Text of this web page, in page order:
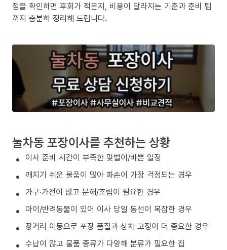
점을 확인하면 후회가 적은지, 비용이 달라지는 기준과 준비 팁
까지 충분히 정리해 드립니다.
눌차동 포장이사를 추천하는 상황
이사 준비 시간이 부족한 맞벌이/바쁜 일정
깨지기 쉬운 물품이 많아 파손이 가장 걱정되는 경우
가구·가전이 많고 분해/조립이 필요한 경우
아이/반려동물이 있어 이사 당일 동선이 복잡한 경우
장거리 이동으로 포장 품질과 상차 고정이 더 중요한 경우
수납이 많고 물품 종류가 다양해 분류가 필요한 집